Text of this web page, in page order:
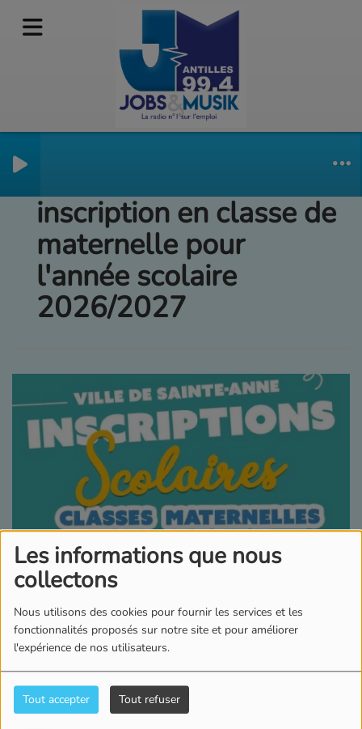
Les informations que nous
collectons
Nous utilisons des cookies pour fournir les services et les
fonctionnalités proposés sur notre site et pour améliorer
l'expérience de nos utilisateurs.
Tout accepter Tout refuser
inscription en classe de
maternelle pour
l'année scolaire
2026/2027